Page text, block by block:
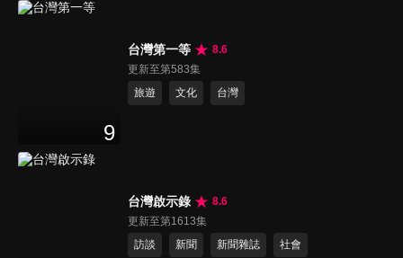
9
台灣第一等
8.6
更新至第583集
旅遊
文化 台灣
台灣啟示錄
8.6
更新至第1613集
訪談
新聞 新聞雜誌 社會